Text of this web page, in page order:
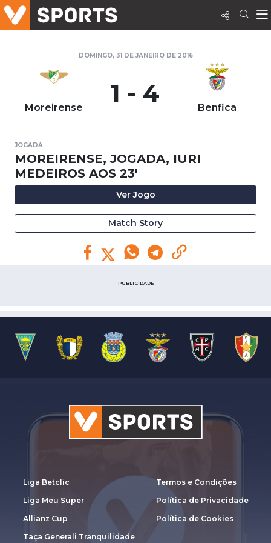
DOMINGO, 31 DE JANEIRO DE 2016
Moreirense 1 - 4 Benfica
JOGADA
MOREIRENSE, JOGADA, IURI
MEDEIROS AOS 23'
Ver Jogo
Match Story
PUBLICIDADE
Liga Betclic
Liga Meu Super
Allianz Cup
Taça Generali Tranquilidade
Termos e Condições
Política de Privacidade
Política de Cookies